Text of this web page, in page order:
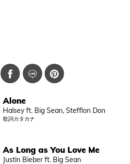
Alone
Halsey ft. Big Sean, Stefflon Don
歌詞カタカナ
As Long as You Love Me
Justin Bieber ft. Big Sean